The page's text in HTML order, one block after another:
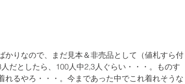
りなので、まだ見本＆非売品として（値札すら付
だとしたら、100人中2,3人ぐらい・・・。ものす
るやろ・・・。今まであった中でこれ着れそうな